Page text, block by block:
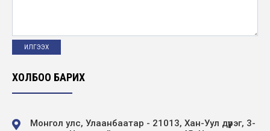
ХОЛБОО БАРИХ
Монгол улс, Улаанбаатар - 21013, Хан-Уул дүүрэг, 3-